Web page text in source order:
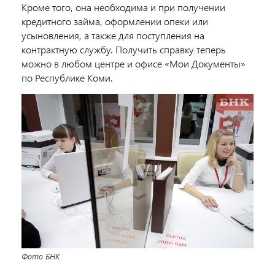
Кроме того, она необходима и при получении
кредитного займа, оформлении опеки или
усыновления, а также для поступления на
контрактную службу. Получить справку теперь
можно в любом центре и офисе «Мои Документы»
по Республике Коми.
Фото БНК